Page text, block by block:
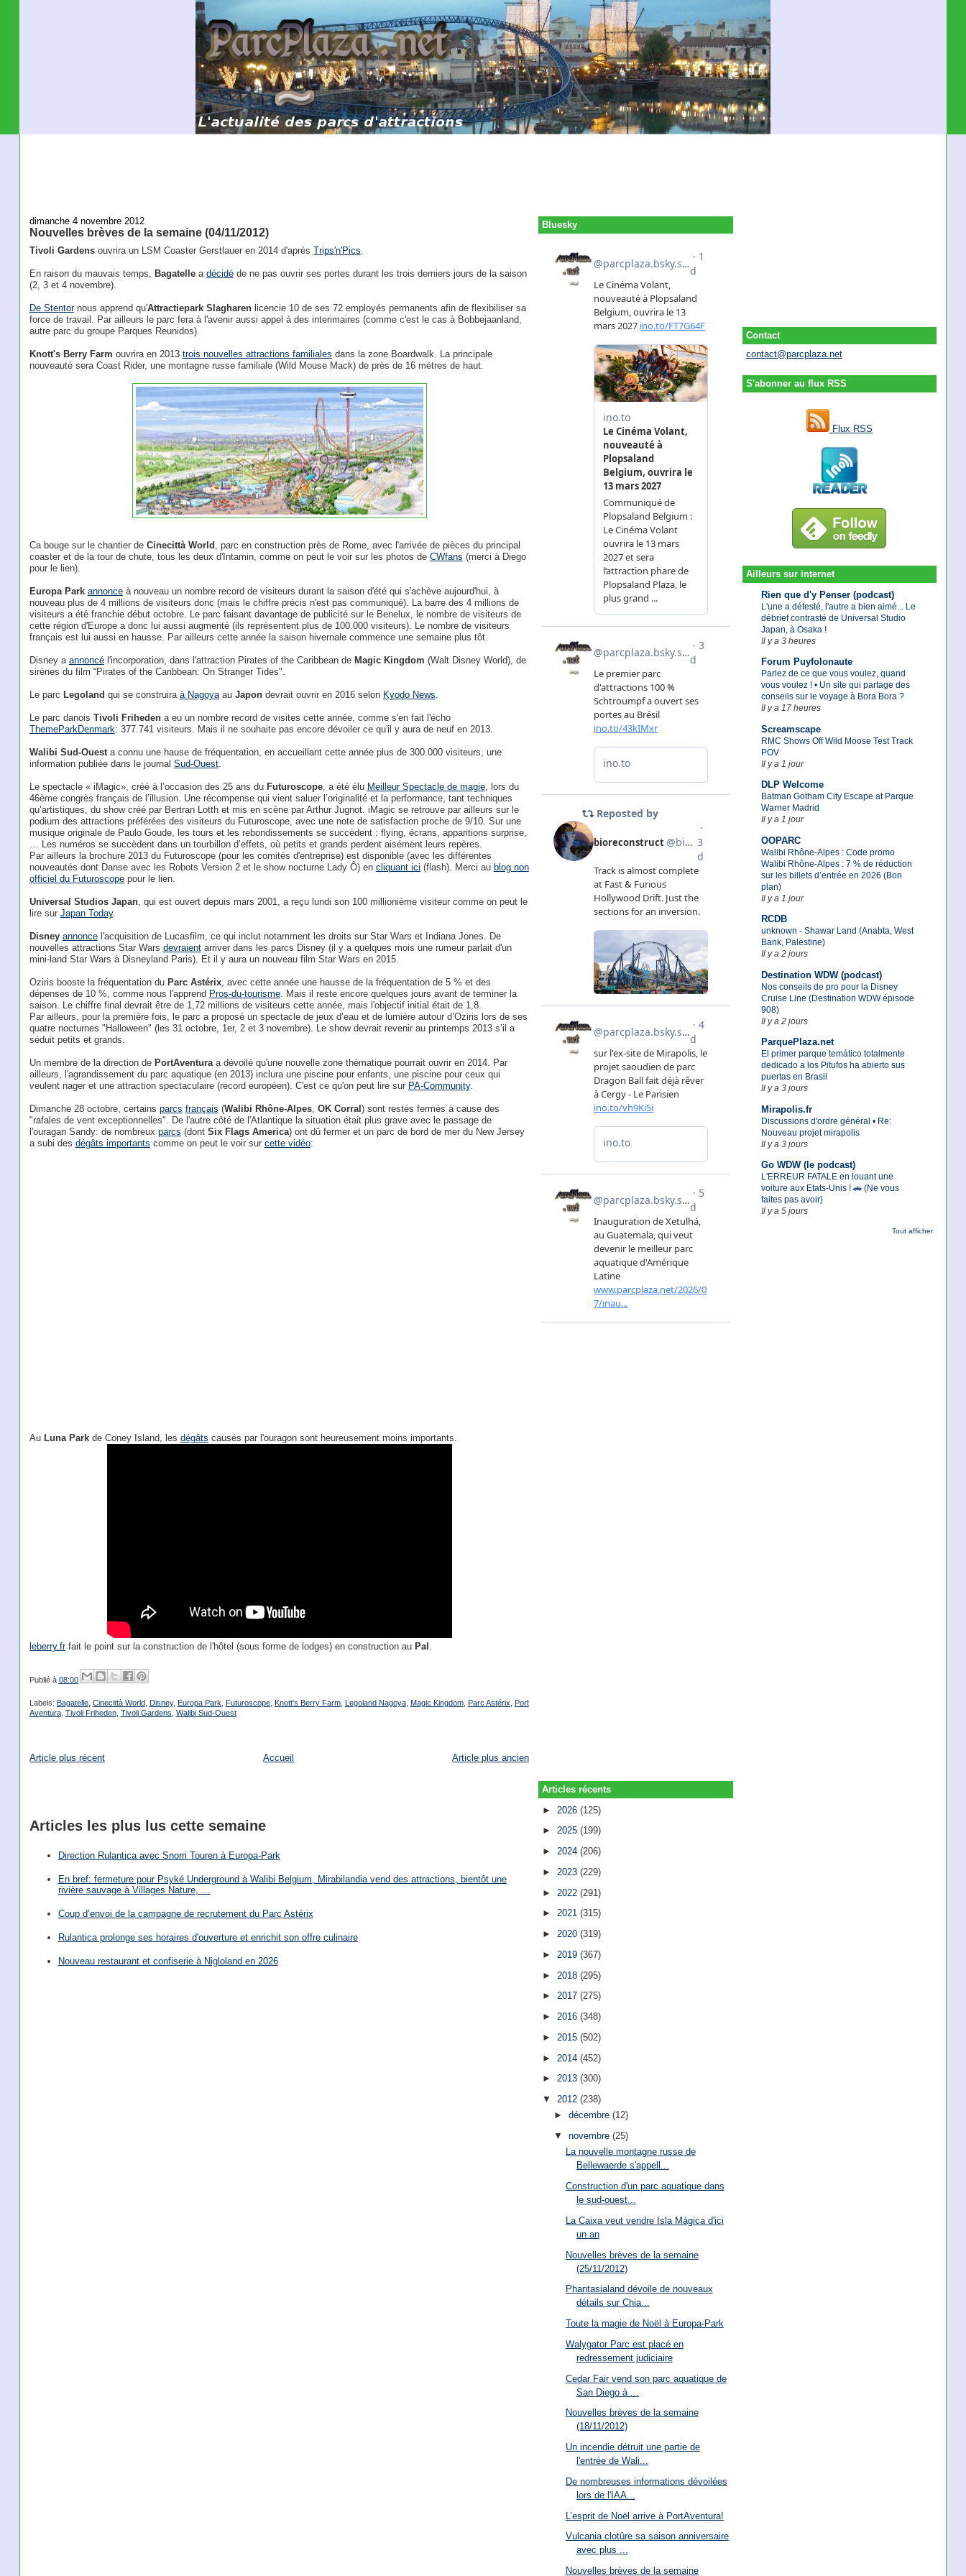
Contact
contact@parcplaza.net
S'abonner au flux RSS
Flux RSS
Ailleurs sur internet
Rien que d'y Penser (podcast)
L'une a détesté, l'autre a bien aimé... Le
débrief contrasté de Universal Studio
Japan, à Osaka !
Il y a 3 heures
Forum Puyfolonaute
Parlez de ce que vous voulez, quand
vous voulez ! • Un site qui partage des
conseils sur le voyage à Bora Bora ?
Il y a 17 heures
Screamscape
RMC Shows Off Wild Moose Test Track
POV
Il y a 1 jour
DLP Welcome
Batman Gotham City Escape at Parque
Warner Madrid
Il y a 1 jour
OOPARC
Walibi Rhône-Alpes : Code promo
Walibi Rhône-Alpes : 7 % de réduction
sur les billets d’entrée en 2026 (Bon
plan)
Il y a 1 jour
RCDB
unknown - Shawar Land (Anabta, West
Bank, Palestine)
Il y a 2 jours
Destination WDW (podcast)
Nos conseils de pro pour la Disney
Cruise Line (Destination WDW épisode
908)
Il y a 2 jours
ParquePlaza.net
El primer parque temático totalmente
dedicado a los Pitufos ha abierto sus
puertas en Brasil
Il y a 3 jours
Mirapolis.fr
Discussions d'ordre général • Re:
Nouveau projet mirapolis
Il y a 3 jours
Go WDW (le podcast)
L'ERREUR FATALE en louant une
voiture aux Etats-Unis ! 🚗 (Ne vous
faites pas avoir)
Il y a 5 jours
Tout afficher
dimanche 4 novembre 2012
Nouvelles brèves de la semaine (04/11/2012)
Tivoli Gardensouvrira un LSM Coaster Gerstlauer en 2014 d'après Trips'n'Pics.
En raison du mauvais temps, Bagatellea décidéde ne pas ouvrir ses portes durant les trois derniers jours de la saison
(2, 3 et 4 novembre).
De Stentornous apprend qu'Attractiepark Slagharenlicencie 10 de ses 72 employés permanents afin de flexibiliser sa
force de travail. Par ailleurs le parc fera à l'avenir aussi appel à des interimaires (comme c'est le cas à Bobbejaanland,
autre parc du groupe Parques Reunidos).
Knott's Berry Farm ouvrira en 2013 trois nouvelles attractions familiales dans la zone Boardwalk. La principale
nouveauté sera Coast Rider, une montagne russe familiale (Wild Mouse Mack) de près de 16 mètres de haut.
Ca bouge sur le chantier de Cinecittà World , parc en construction près de Rome, avec l'arrivée de pièces du principal
coaster et de la tour de chute, tous les deux d'Intamin, comme on peut le voir sur les photos de CWfans (merci à Diego
pour le lien).
Europa Park annonceà nouveau un nombre record de visiteurs durant la saison d'été qui s'achève aujourd'hui, à
nouveau plus de 4 millions de visiteurs donc (mais le chiffre précis n'est pas communiqué). La barre des 4 millions de
visiteurs a été franchie début octobre. Le parc faisant davantage de publicité sur le Benelux, le nombre de visiteurs de
cette région d'Europe a donc lui aussi augmenté (ils représentent plus de 100.000 visiteurs). Le nombre de visiteurs
français est lui aussi en hausse. Par ailleurs cette année la saison hivernale commence une semaine plus tôt.
Disney a annoncél'incorporation, dans l'attraction Pirates of the Caribbean de Magic Kingdom (Walt Disney World), de
sirènes du film “Pirates of the Caribbean: On Stranger Tides".
Le parc Legoland qui se construira à Nagoyaau Japondevrait ouvrir en 2016 selon Kyodo News.
Le parc danois Tivoli Frihedena eu un nombre record de visites cette année, comme s'en fait l'écho
ThemeParkDenmark: 377.741 visiteurs. Mais il ne souhaite pas encore dévoiler ce qu'il y aura de neuf en 2013.
Walibi Sud-Ouesta connu une hause de fréquentation, en accueillant cette année plus de 300.000 visiteurs, une
information publiée dans le journal Sud-Ouest.
Le spectacle « iMagic», créé à l’occasion des 25 ans du Futuroscope, a été élu Meilleur Spectacle de magie, lors du
46ème congrès français de l’illusion. Une récompense qui vient saluer l’originalité et la performance, tant techniques
qu’artistiques, du show créé par Bertran Lotth et mis en scène par Arthur Jugnot. iMagic se retrouve par ailleurs sur le
podium des attractions préférées des visiteurs du Futuroscope, avec une note de satisfaction proche de 9/10. Sur une
musique originale de Paulo Goude, les tours et les rebondissements se succèdent : flying, écrans, apparitions surprise,
… Les numéros se succèdent dans un tourbillon d’effets, où petits et grands perdent aisément leurs repères.
Par ailleurs la brochure 2013 du Futuroscope (pour les comités d'entreprise) est disponible (avec les différentes
nouveautés dont Danse avec les Robots Version 2 et le show nocturne Lady Ô) en cliquant ici (flash). Merci au blog non
officiel du Futuroscopepour le lien.
Universal Studios Japan, qui est ouvert depuis mars 2001, a reçu lundi son 100 millionième visiteur comme on peut le
lire sur Japan Today.
Disney annoncel'acquisition de Lucasfilm, ce qui inclut notamment les droits sur Star Wars et Indiana Jones. De
nouvelles attractions Star Wars devraientarriver dans les parcs Disney (il y a quelques mois une rumeur parlait d'un
mini-land Star Wars à Disneyland Paris). Et il y aura un nouveau film Star Wars en 2015.
Oziris booste la fréquentation du Parc Astérix, avec cette année une hausse de la fréquentation de 5 % et des
dépenses de 10 %, comme nous l'apprend Pros-du-tourisme. Mais il reste encore quelques jours avant de terminer la
saison. Le chiffre final devrait être de 1,72 millions de visiteurs cette année, mais l'objectif initial était de 1,8.
Par ailleurs, pour la première fois, le parc a proposé un spectacle de jeux d’eau et de lumière autour d’Oziris lors de ses
quatre nocturnes "Halloween" (les 31 octobre, 1er, 2 et 3 novembre). Le show devrait revenir au printemps 2013 s’il a
séduit petits et grands.
Un membre de la direction de PortAventuraa dévoilé qu'une nouvelle zone thématique pourrait ouvrir en 2014. Par
ailleurs, l'agrandissement du parc aquatique (en 2013) inclura une piscine pour enfants, une piscine pour ceux qui
veulent nager et une attraction spectaculaire (record européen). C'est ce qu'on peut lire sur PA-Community.
Dimanche 28 octobre, certains parcs français (Walibi Rhône-Alpes, OK Corral ) sont restés fermés à cause des
"rafales de vent exceptionnelles". De l'autre côté de l'Atlantique la situation était plus grave avec le passage de
l'ouragan Sandy: de nombreux parcs (dont Six Flags America) ont dû fermer et un parc de bord de mer du New Jersey
a subi des dégâts importants comme on peut le voir sur cette vidéo:
Au Luna Parkde Coney Island, les dégâts causés par l'ouragon sont heureusement moins importants.
leberry.frfait le point sur la construction de l'hôtel (sous forme de lodges) en construction au Pal .
Publié à 08:00
Labels: Bagatelle, Cinecittà World, Disney, Europa Park Futuroscope, Knott's Berry Farm, Legoland Nagoya, Magic Kingdom, Parc Astérix Port
Aventura, Tivoli Friheden, Tivoli Gardens Walibi Sud-Ouest
Article plus récent Article plus ancien
Accueil
Articles les plus lus cette semaine
Direction Rulantica avec Snorri Touren à Europa-Park
En bref: fermeture pour Psyké Underground à Walibi Belgium, Mirabilandia vend des attractions, bientôt une
rivière sauvage à Villages Nature, …
Coup d’envoi de la campagne de recrutement du Parc Astérix
Rulantica prolonge ses horaires d'ouverture et enrichit son offre culinaire
Nouveau restaurant et confiserie à Nigloland en 2026
Bluesky
Articles récents
► 2026(125)
►2025(199)
►2024(206)
► 2023(229)
► 2022(291)
►2021(315)
►2020(319)
► 2019(367)
► 2018(295)
►2017(275)
►2016(348)
► 2015(502)
► 2014(452)
►2013(300)
▼2012(238)
► décembre (12)
▼ novembre (25)
La nouvelle montagne russe de
Bellewaerde s'appell...
Construction d'un parc aquatique dans
le sud-ouest...
La Caixa veut vendre Isla Mágica d'ici
un an
Nouvelles brèves de la semaine
(25/11/2012)
Phantasialand dévoile de nouveaux
détails sur Chia...
Toute la magie de Noël à Europa-Park
Walygator Parc est placé en
redressement judiciaire
Cedar Fair vend son parc aquatique de
San Diego à ...
Nouvelles brèves de la semaine
(18/11/2012)
Un incendie détruit une partie de
l'entrée de Wali...
De nombreuses informations dévoilées
lors de l'IAA...
L’esprit de Noël arrive à PortAventura!
Vulcania clotûre sa saison anniversaire
avec plus ...
Nouvelles brèves de la semaine